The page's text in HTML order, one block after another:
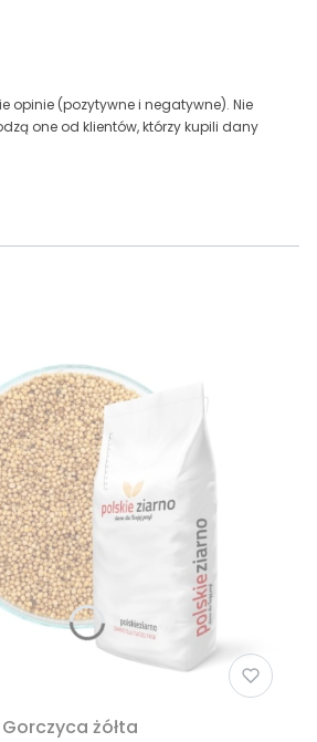
opinie (pozytywne i negatywne). Nie
one od klientów, którzy kupili dany
Gorczyca żółta